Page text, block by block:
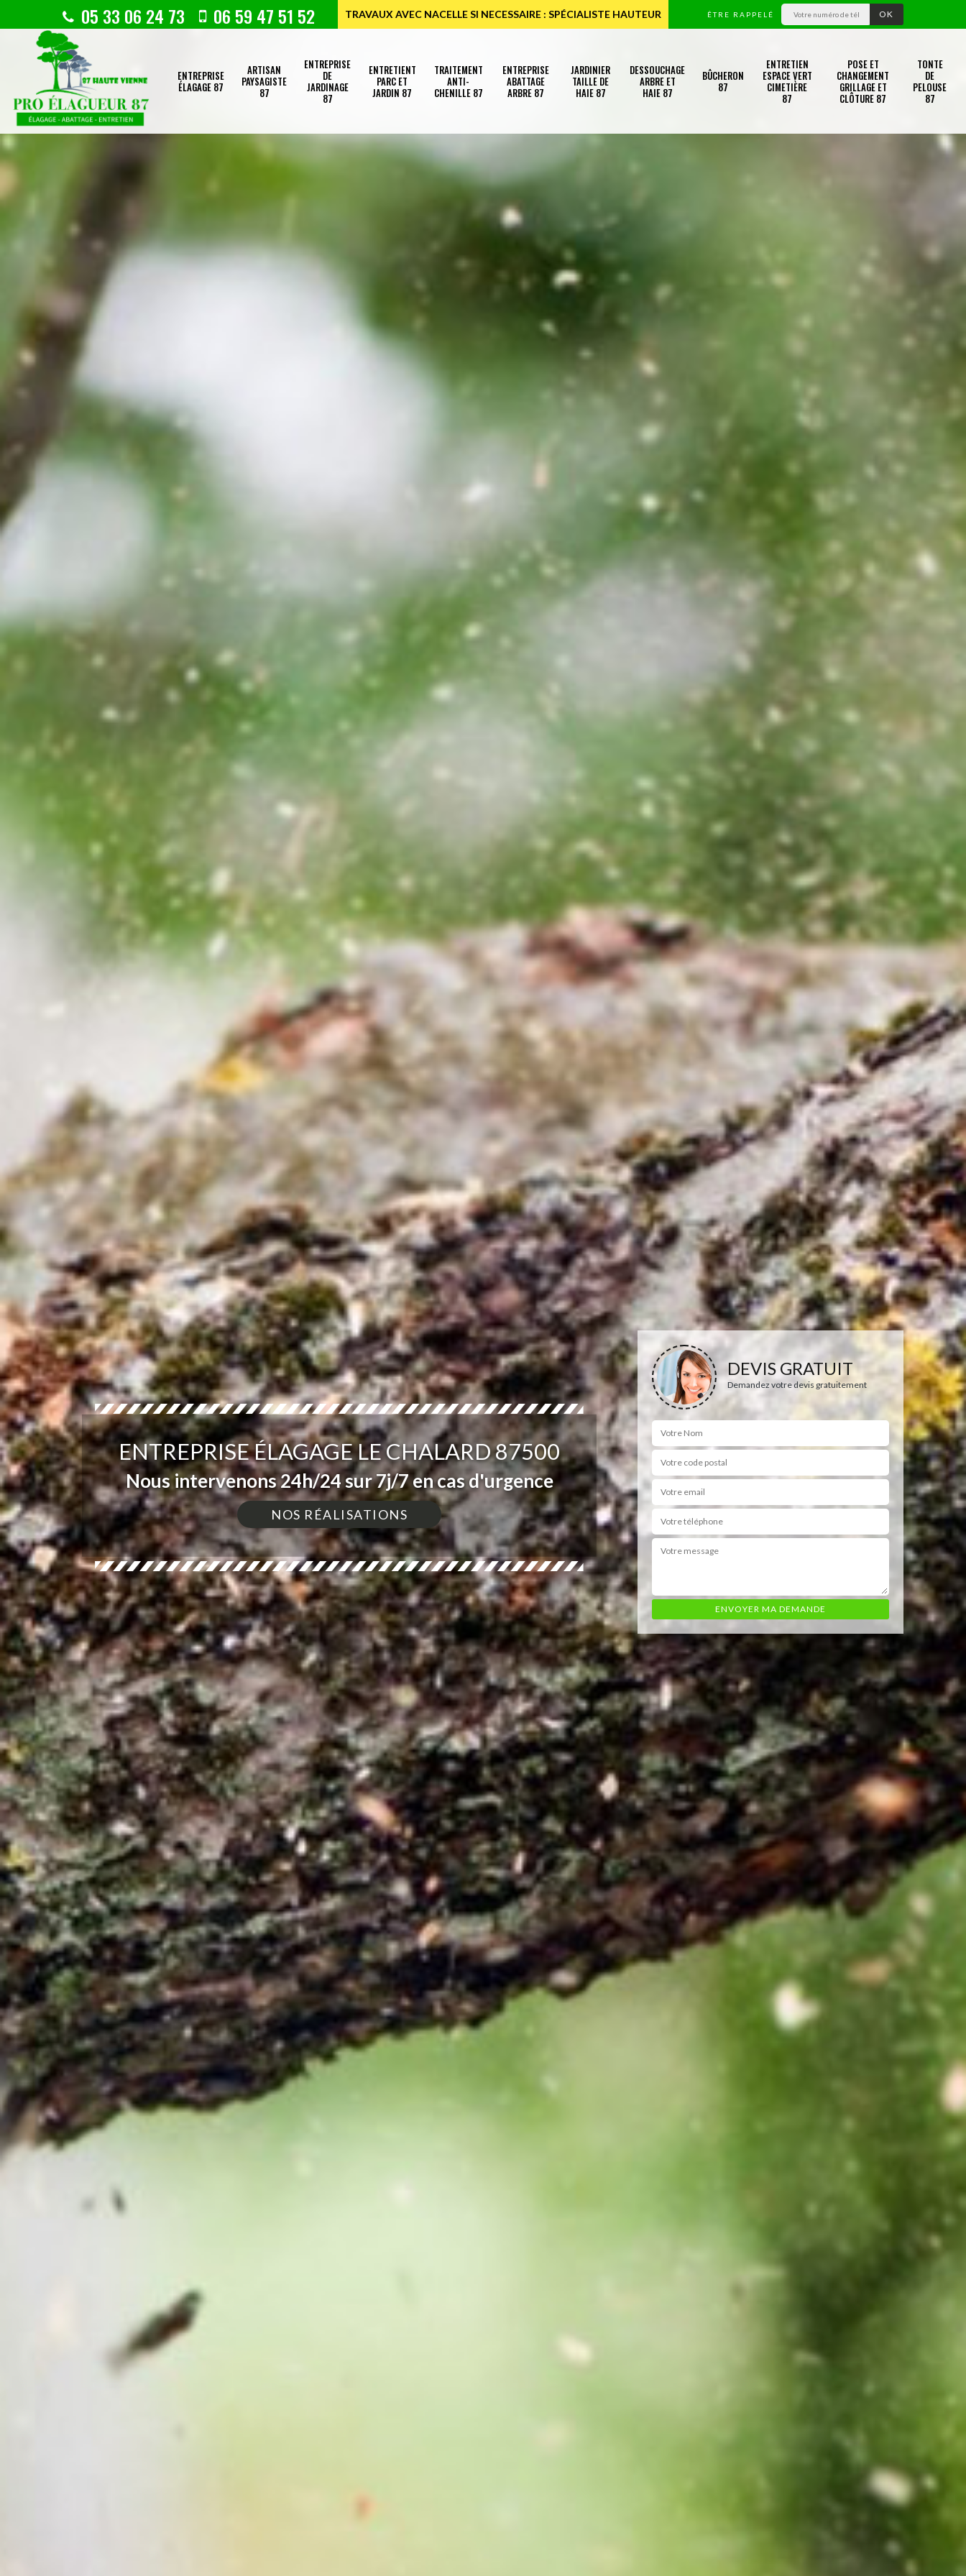
05 33 06 24 73 06 59 47 51 52 TRAVAUX AVEC NACELLE SI NECESSAIRE : SPÉCIALISTE HAUTEUR ÊTRE RAPPELÉ
ENTREPRISE
ÉLAGAGE 87
ARTISAN
PAYSAGISTE
87
ENTREPRISE
DE
JARDINAGE
87
ENTRETIENT
PARC ET
JARDIN 87
TRAITEMENT
ANTI-
CHENILLE 87
ENTREPRISE
ABATTAGE
ARBRE 87
JARDINIER
TAILLE DE
HAIE 87
DESSOUCHAGE
ARBRE ET
HAIE 87
BÛCHERON
87
ENTRETIEN
ESPACE VERT
CIMETIÈRE
87
POSE ET
CHANGEMENT
GRILLAGE ET
CLÔTURE 87
TONTE
DE
PELOUSE
87
ENTREPRISE ÉLAGAGE LE CHALARD 87500
Nous intervenons 24h/24 sur 7j/7 en cas d'urgence
NOS RÉALISATIONS
DEVIS GRATUIT
Demandez votre devis gratuitement